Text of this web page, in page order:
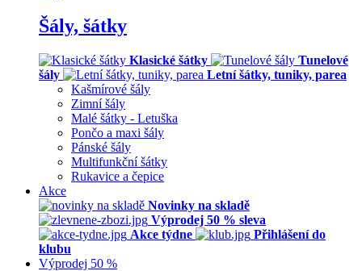
Šály, šátky
Klasické šátky
Tunelové
šály
Letní šátky, tuniky, parea
Kašmírové šály
Zimní šály
Malé šátky - Letuška
Pončo a maxi šály
Pánské šály
Multifunkční šátky
Rukavice a čepice
Akce
Novinky na skladě
Výprodej 50 % sleva
Akce týdne
Přihlášení do
klubu
Výprodej 50 %